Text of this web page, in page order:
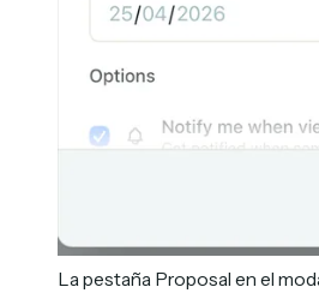
La pestaña Proposal en el